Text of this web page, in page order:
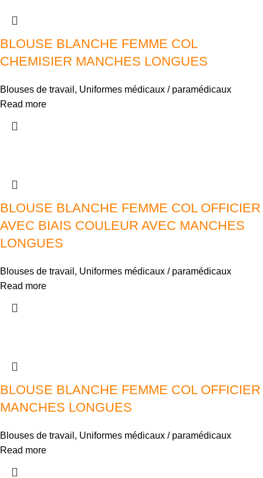
BLOUSE BLANCHE FEMME COL
CHEMISIER MANCHES LONGUES
Blouses de travail , Uniformes médicaux / paramédicaux
Read more
BLOUSE BLANCHE FEMME COL OFFICIER
AVEC BIAIS COULEUR AVEC MANCHES
LONGUES
Blouses de travail , Uniformes médicaux / paramédicaux
Read more
BLOUSE BLANCHE FEMME COL OFFICIER
MANCHES LONGUES
Blouses de travail , Uniformes médicaux / paramédicaux
Read more